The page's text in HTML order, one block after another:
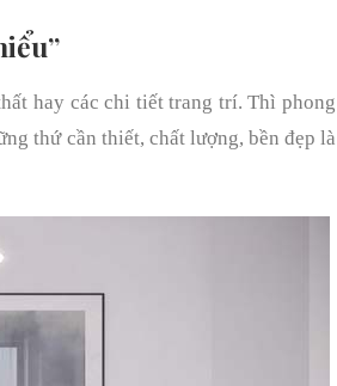
hay các chi tiết trang trí. Thì phong
thứ cần thiết, chất lượng, bền đẹp là